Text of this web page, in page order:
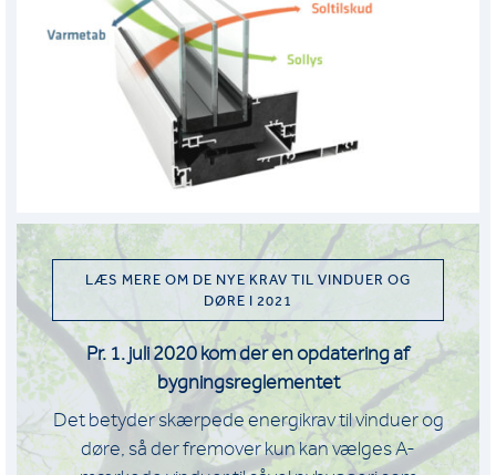
LÆS MERE OM DE NYE KRAV TIL VINDUER OG
DØRE I 2021
Pr. 1. juli 2020 kom der en opdatering af
bygningsreglementet
Det betyder skærpede energikrav til vinduer og
døre, så der fremover kun kan vælges A-